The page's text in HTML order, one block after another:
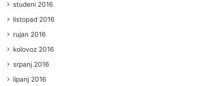
studeni 2016
listopad 2016
rujan 2016
kolovoz 2016
srpanj 2016
lipanj 2016